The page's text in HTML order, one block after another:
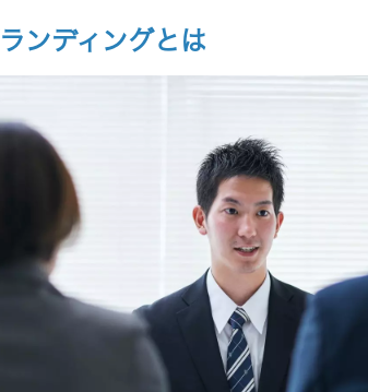
企業の採用ブランディングの進め方6ステップ
ップ1：自社と競合・求職者の分析
ップ3：自社の強み・価値の言語化
テップ4：インナーブランディングで従業員の共感
テップ5：発信チャネルの選定と運用
テップ6：効果検証と改善
企業の採用ブランディングを成功させるポイント
営層を巻き込んで全社で取り組む
名度ではなく「共感」で勝負する
業員の声を採用コンテンツに反映する
ブランディングの土台は従業員エンゲージメントから
ンディングとは